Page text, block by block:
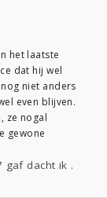
het laatste
dat hij wel
niet anders
even blijven.
ze nogal
gewone
gaf dacht ik .